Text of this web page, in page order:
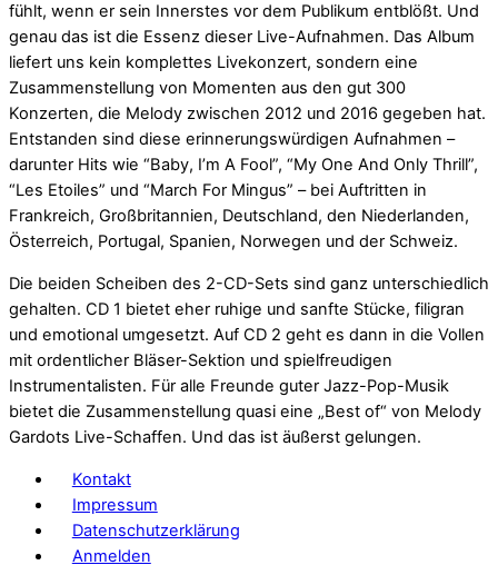
fühlt, wenn er sein Innerstes vor dem Publikum entblößt. Und
genau das ist die Essenz dieser Live-Aufnahmen. Das Album
liefert uns kein komplettes Livekonzert, sondern eine
Zusammenstellung von Momenten aus den gut 300
Konzerten, die Melody zwischen 2012 und 2016 gegeben hat.
Entstanden sind diese erinnerungswürdigen Aufnahmen –
darunter Hits wie “Baby, I’m A Fool”, “My One And Only Thrill”,
“Les Etoiles” und “March For Mingus” – bei Auftritten in
Frankreich, Großbritannien, Deutschland, den Niederlanden,
Österreich, Portugal, Spanien, Norwegen und der Schweiz.
Die beiden Scheiben des 2-CD-Sets sind ganz unterschiedlich
gehalten. CD 1 bietet eher ruhige und sanfte Stücke, filigran
und emotional umgesetzt. Auf CD 2 geht es dann in die Vollen
mit ordentlicher Bläser-Sektion und spielfreudigen
Instrumentalisten. Für alle Freunde guter Jazz-Pop-Musik
bietet die Zusammenstellung quasi eine „Best of“ von Melody
Gardots Live-Schaffen. Und das ist äußerst gelungen.
Kontakt
Impressum
Datenschutzerklärung
Anmelden